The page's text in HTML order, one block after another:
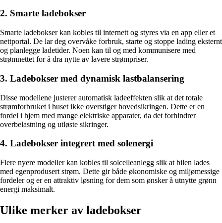
2. Smarte ladebokser
Smarte ladebokser kan kobles til internett og styres via en app eller et
nettportal. De lar deg overvåke forbruk, starte og stoppe lading eksternt
og planlegge ladetider. Noen kan til og med kommunisere med
strømnettet for å dra nytte av lavere strømpriser.
3. Ladebokser med dynamisk lastbalansering
Disse modellene justerer automatisk ladeeffekten slik at det totale
strømforbruket i huset ikke overstiger hovedsikringen. Dette er en
fordel i hjem med mange elektriske apparater, da det forhindrer
overbelastning og utløste sikringer.
4. Ladebokser integrert med solenergi
Flere nyere modeller kan kobles til solcelleanlegg slik at bilen lades
med egenprodusert strøm. Dette gir både økonomiske og miljømessige
fordeler og er en attraktiv løsning for dem som ønsker å utnytte grønn
energi maksimalt.
Ulike merker av ladebokser